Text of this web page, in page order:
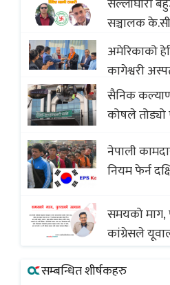
सञ्चालक
सदस्यको
अमेरिकाको
कागेश्वरी
सैनिक
कोषले
(भिडियो)
नेपाली
नियम फेर्न
समयको
कांग्रेसले
सम्बन्धित शीर्षकहरु